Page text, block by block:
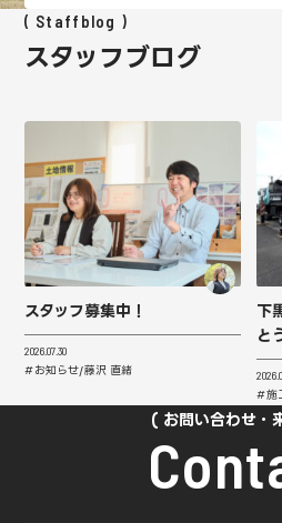
Staffblog
スタッフブログ
スタッフ募集中！
2026.07.30
お知らせ 藤沢 直緒
下
と
施
お問い合わせ・